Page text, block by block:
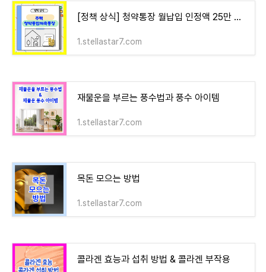
[정책 상식] 청약통장 월납입 인정액 25만 원으로 상향, 소득공제 혜택
1.stellastar7.com
재물운을 부르는 풍수법과 풍수 아이템
1.stellastar7.com
목돈 모으는 방법
1.stellastar7.com
콜라겐 효능과 섭취 방법 & 콜라겐 부작용